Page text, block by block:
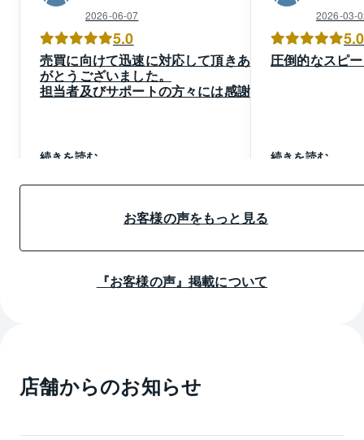
2026-06-07
5.0
売買に向けて迅速に対応して頂きあり
がとうございました。
担当者及びサポートの方々には感謝し
いします。
続きを読む
2026-03-
5.0
圧倒的なスピ
続きを読む
お客様の声をもっと見る
『お客様の声』掲載について
店舗からのお知らせ